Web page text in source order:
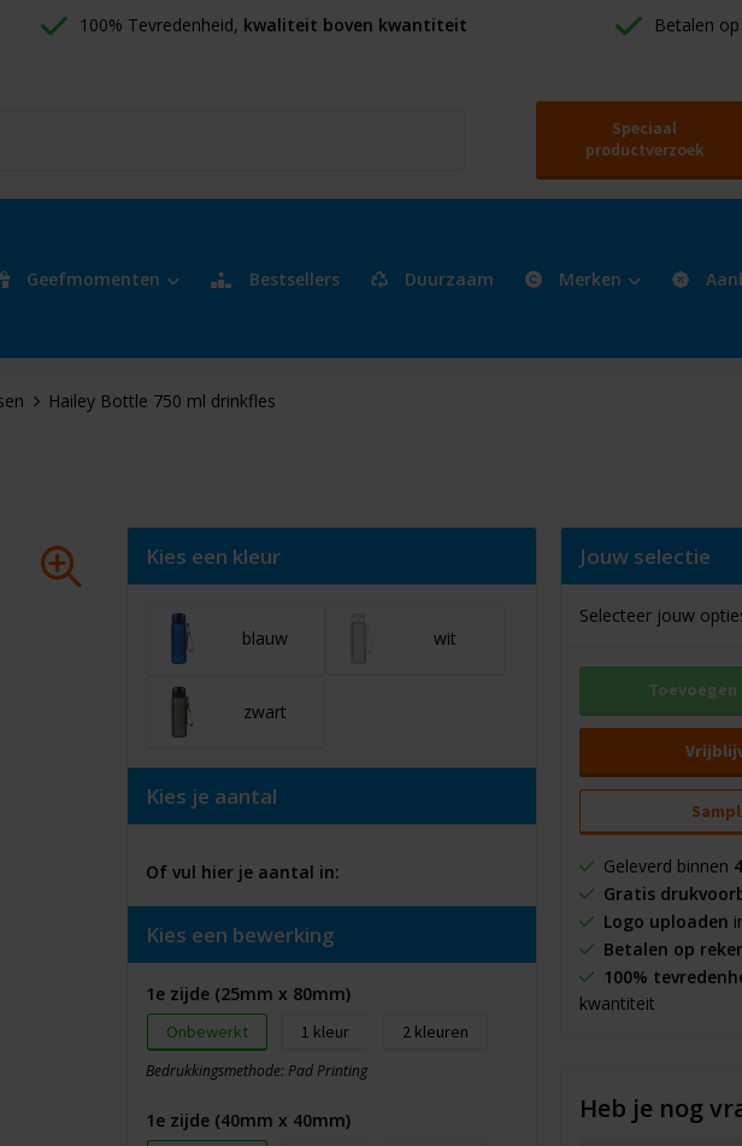
100% Tevredenheid, kwaliteit boven kwantiteit Betalen
Speciaal
productverzoek
Geefmomenten Bestsellers Duurzaam Merken
Hailey Bottle 750 ml drinkfles
Kies een kleur
blauw wit
zwart
Kies je aantal
Of vul hier je aantal in:
Kies een bewerking
1e zijde (25mm x 80mm)
Onbewerkt 1 2
Bedrukkingsmethode: Pad Printing
1e zijde (40mm x 40mm)
Jouw selectie
Selecteer jouw
Geleverd binnen
Gratis
Logo uploaden
Betalen op
100%
kwantiteit
Heb je nog